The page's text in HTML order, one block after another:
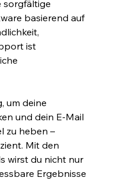
sorgfältige
basierend auf
ist
um deine
und dein E-Mail
zu heben –
Mit den
wirst du nicht nur
Ergebnisse